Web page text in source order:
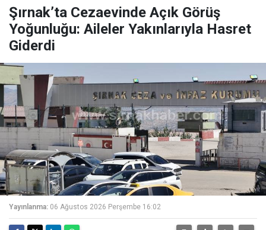
Şırnak’ta Cezaevinde Açık Görüş
Yoğunluğu: Aileler Yakınlarıyla Hasret
Giderdi
Yayınlanma: 06 Ağustos 2026 Perşembe 16:02